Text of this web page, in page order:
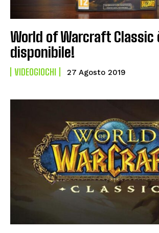
World of Warcraft Classic
disponibile!
VIDEOGIOCHI 27 Agosto 2019